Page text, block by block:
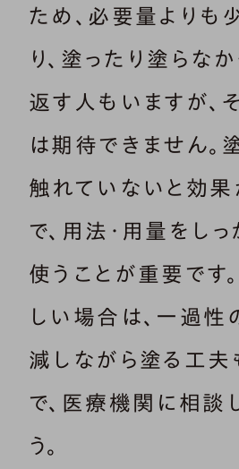
ため、必要量よりも
り、塗ったり塗らな
返す人もいますが、
は期待できません。
触れていないと効果
で、用法・用量をし
使うことが重要です
しい場合は、一過性
減しながら塗る工夫
で、医療機関に相談
う。